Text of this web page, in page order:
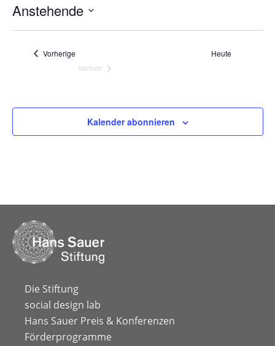
Anstehende
Datum
VorherigeVeranstaltungen Heute
Nächste
Kalender abonnieren
Die Stiftung
social design lab
Hans Sauer Preis & Konferenzen
Förderprogramme